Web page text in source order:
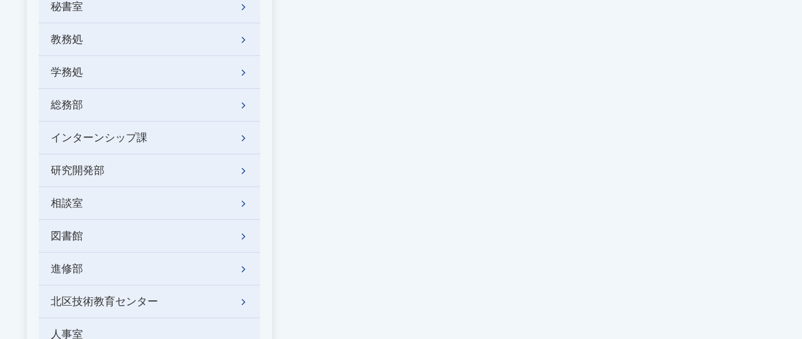
秘書室
教務処
学務処
総務部
インターンシップ課
研究開発部
相談室
図書館
進修部
北区技術教育センター
人事室